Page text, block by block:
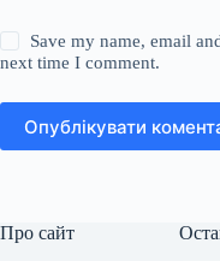
Save my name, email
next time I comment.
Опублікувати
Про сайт